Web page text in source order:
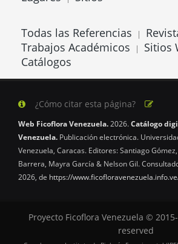
Todas las Referencias |
Trabajos Académicos | Sitios
Catálogos
¿Cómo citar esta página?
Web Ficoflora Venezuela.2026.Catálogo
Venezuela. Publicación electrónica.
Venezuela, Caracas. Editores: Santiago
Barrera, Mayra García & Nelson Gil.
2026, de https://
Proyecto Ficoflora Venezuela ©
reserved